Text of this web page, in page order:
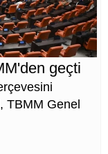
geçti
TBMM Genel